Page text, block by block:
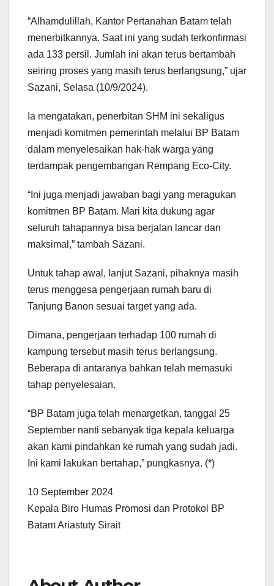
“Alhamdulillah, Kantor Pertanahan Batam telah
menerbitkannya. Saat ini yang sudah terkonfirmasi
ada 133 persil. Jumlah ini akan terus bertambah
seiring proses yang masih terus berlangsung,” ujar
Sazani, Selasa (10/9/2024).
Ia mengatakan, penerbitan SHM ini sekaligus
menjadi komitmen pemerintah melalui BP Batam
dalam menyelesaikan hak-hak warga yang
terdampak pengembangan Rempang Eco-City.
“Ini juga menjadi jawaban bagi yang meragukan
komitmen BP Batam. Mari kita dukung agar
seluruh tahapannya bisa berjalan lancar dan
maksimal,” tambah Sazani.
Untuk tahap awal, lanjut Sazani, pihaknya masih
terus menggesa pengerjaan rumah baru di
Tanjung Banon sesuai target yang ada.
Dimana, pengerjaan terhadap 100 rumah di
kampung tersebut masih terus berlangsung.
Beberapa di antaranya bahkan telah memasuki
tahap penyelesaian.
“BP Batam juga telah menargetkan, tanggal 25
September nanti sebanyak tiga kepala keluarga
akan kami pindahkan ke rumah yang sudah jadi.
Ini kami lakukan bertahap,” pungkasnya. (*)
10 September 2024
Kepala Biro Humas Promosi dan Protokol BP
Batam Ariastuty Sirait